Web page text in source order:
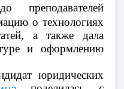
преподавателей
о технологиях
а также дала
и оформлению
юридических